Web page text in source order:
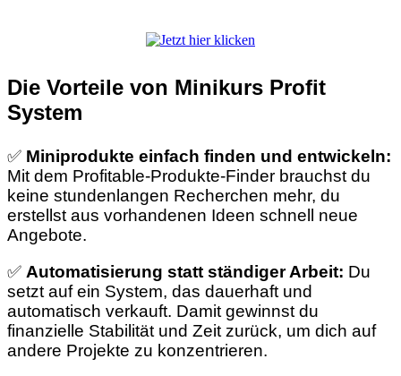
Die Vorteile von Minikurs Profit
System
✅ Miniprodukte einfach finden und entwickeln:
Mit dem Profitable-Produkte-Finder brauchst du
keine stundenlangen Recherchen mehr, du
erstellst aus vorhandenen Ideen schnell neue
Angebote.
✅ Automatisierung statt ständiger Arbeit: Du
setzt auf ein System, das dauerhaft und
automatisch verkauft. Damit gewinnst du
finanzielle Stabilität und Zeit zurück, um dich auf
andere Projekte zu konzentrieren.